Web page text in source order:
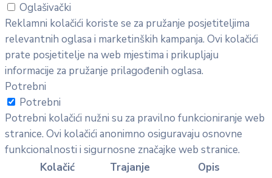
Oglašivački
Reklamni kolačići koriste se za pružanje posjetiteljima
relevantnih oglasa i marketinških kampanja. Ovi kolačići
prate posjetitelje na web mjestima i prikupljaju
informacije za pružanje prilagođenih oglasa.
Potrebni
Potrebni
Potrebni kolačići nužni su za pravilno funkcioniranje web
stranice. Ovi kolačići anonimno osiguravaju osnovne
funkcionalnosti i sigurnosne značajke web stranice.
Kolačić
Trajanje Opis